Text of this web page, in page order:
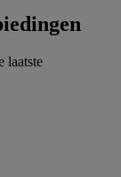
laatste